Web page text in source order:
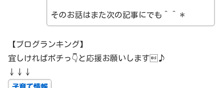
そのお話はまた次の記事にでも＾＾＊
【ブログランキング】
宜しければポチっ👇と応援お願いします♪
↓↓↓